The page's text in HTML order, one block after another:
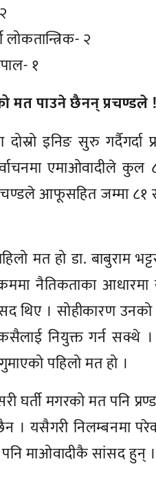
लोकतान्त्रिक- २
१
मत पाउने छैनन् प्रचण्डले !
दोस्रो इनिङ सुरु
एमाओवादीले कुल
प्रचण्डले आफूसहित जम्मा
मत हो डा. बाबुराम
नैतिकताका आधारमा
थिए । सोहीकारण
नियुक्त गर्न सक्थे ।
पहिलो मत हो ।
घर्ती मगरको मत पनि
। यसैगरी निलम्बनमा
माओवादीकै सांसद हुन् ।